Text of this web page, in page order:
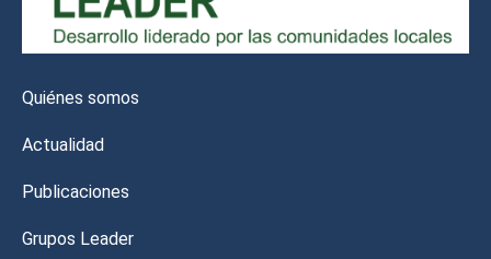
Quiénes somos
Actualidad
Publicaciones
Grupos Leader